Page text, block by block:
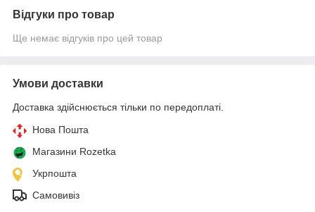
Відгуки про товар
Ще немає відгуків про цей товар
Умови доставки
Доставка здійснюється тільки по передоплаті.
Нова Пошта
Магазини Rozetka
Укрпошта
Самовивіз